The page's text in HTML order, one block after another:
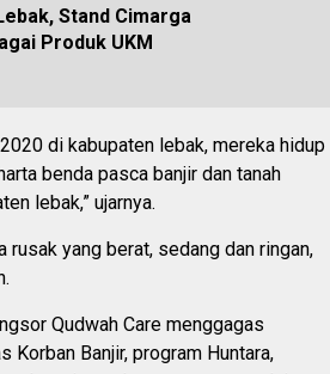
Stand Cimarga
Produk UKM
di kabupaten lebak, mereka hidup
benda pasca banjir dan tanah
lebak,” ujarnya.
rusak yang berat, sedang dan ringan,
Qudwah Care menggagas
Korban Banjir, program Huntara,